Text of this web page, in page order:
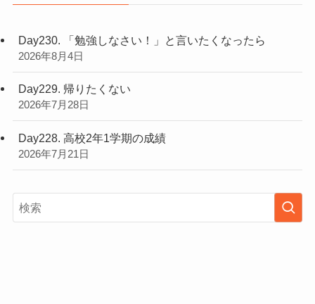
Day230. 「勉強しなさい！」と言いたくなったら
2026年8月4日
Day229. 帰りたくない
2026年7月28日
Day228. 高校2年1学期の成績
2026年7月21日